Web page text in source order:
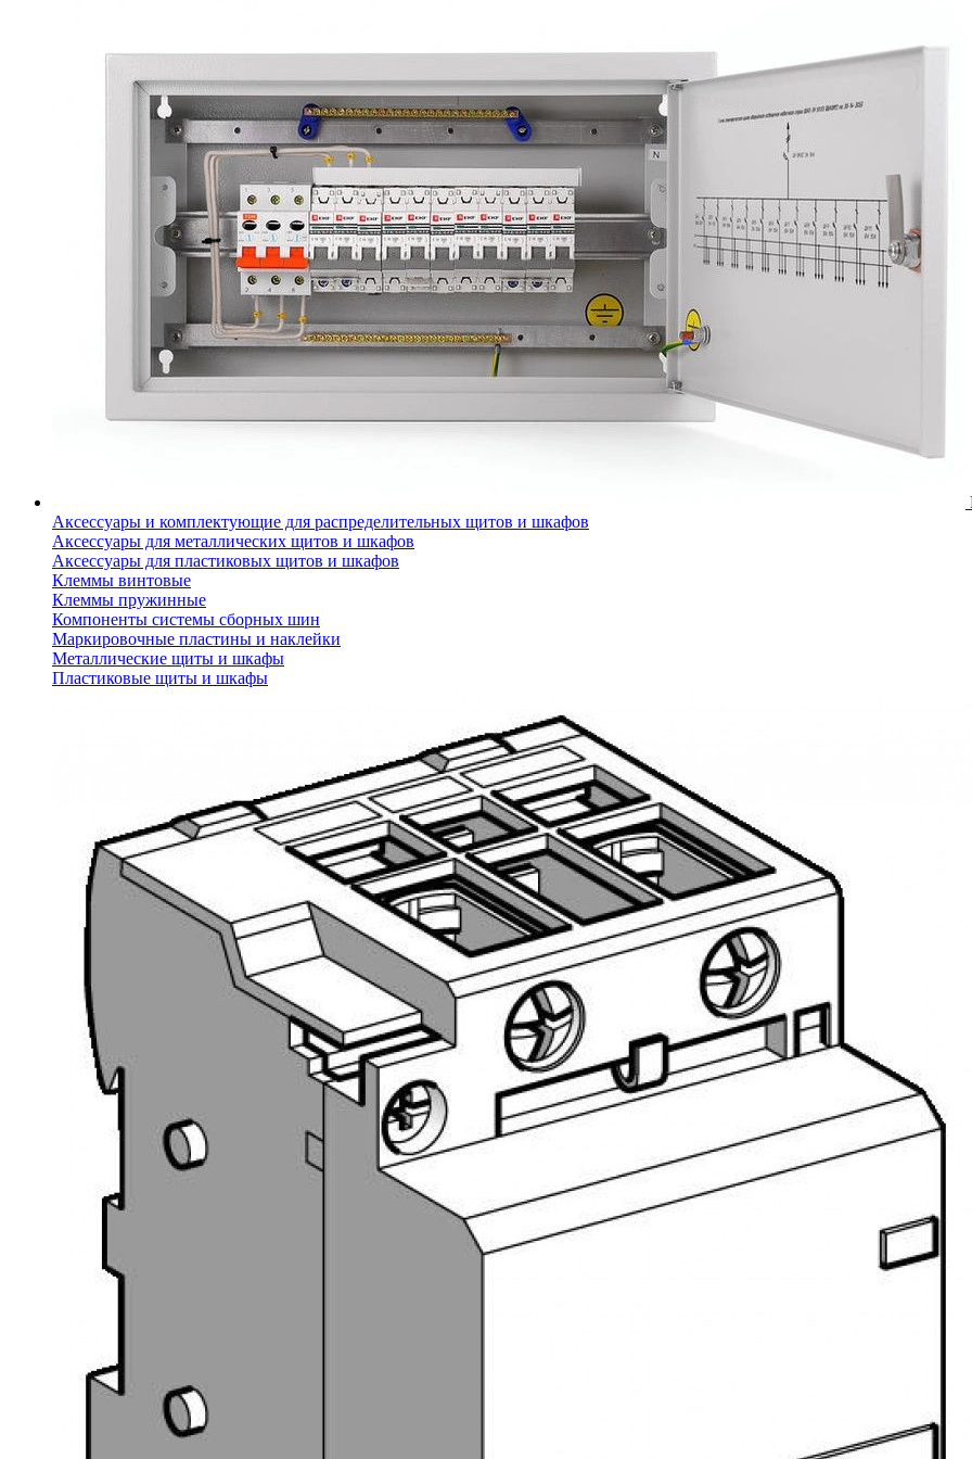
Аксессуары и комплектующие для распределительных щитов и шкафов
Аксессуары для металлических щитов и шкафов
Аксессуары для пластиковых щитов и шкафов
Клеммы винтовые
Клеммы пружинные
Компоненты системы сборных шин
Маркировочные пластины и наклейки
Металлические щиты и шкафы
Пластиковые щиты и шкафы